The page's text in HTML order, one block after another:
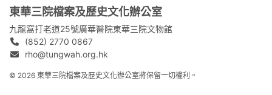
東華三院檔案及歷史文化辦公室
九龍窩打老道25號廣華醫院東華三院文物館
(852) 2770 0867
rho@tungwah.org.hk
© 2026 東華三院檔案及歷史文化辦公室將保留一切權利。